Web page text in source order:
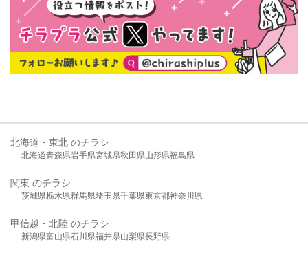
北海道・東北 のチラシ
北海道青森県岩手県宮城県秋田県山形県福島県
関東 のチラシ
茨城県栃木県群馬県埼玉県千葉県東京都神奈川県
甲信越・北陸 のチラシ
新潟県富山県石川県福井県山梨県長野県